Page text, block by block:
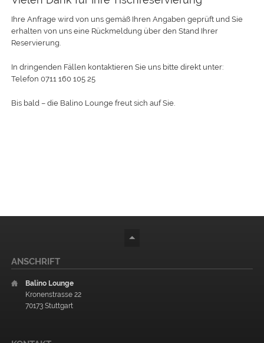
Ihre Anfrage wird von uns gemäß Ihren Angaben geprüft und Sie
erhalten von uns eine Rückmeldung über den Stand Ihrer
Reservierung.
In dringenden Fällen kontaktieren Sie uns bitte direkt unter:
Telefon 0711 160 105 25
Bis bald – die Balino Lounge freut sich auf Sie.
ANSCHRIFT
Balino Lounge
Kronenstrasse 22
70173 Stuttgart